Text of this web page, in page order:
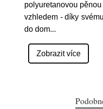
polyuretanovou
vzhledem - díky
do dom...
Zobrazit více